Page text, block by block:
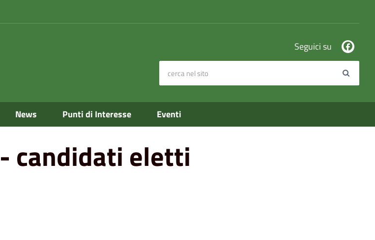
Seguici su
News Punti di Interesse Eventi
candidati eletti